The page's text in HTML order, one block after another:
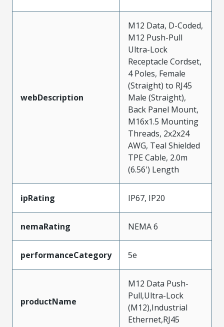
webDescription
M12 Data, D-Coded,
M12 Push-Pull
Ultra-Lock
Receptacle Cordset,
4 Poles, Female
(Straight) to RJ45
Male (Straight),
Back Panel Mount,
M16x1.5 Mounting
Threads, 2x2x24
AWG, Teal Shielded
TPE Cable, 2.0m
(6.56') Length
ipRating IP67, IP20
nemaRating NEMA 6
performanceCategory 5e
productName
M12 Data Push-
Pull,Ultra-Lock
(M12),Industrial
Ethernet,RJ45